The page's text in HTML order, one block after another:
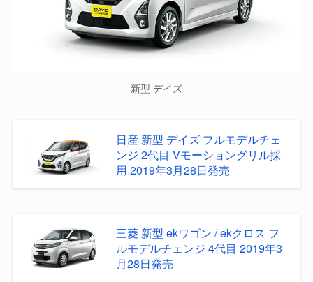
新型 デイズ
日産 新型 デイズ フルモデルチェ
ンジ 2代目 Vモーショングリル採
用 2019年3月28日発売
三菱 新型 ekワゴン / ekクロス フ
ルモデルチェンジ 4代目 2019年3
月28日発売